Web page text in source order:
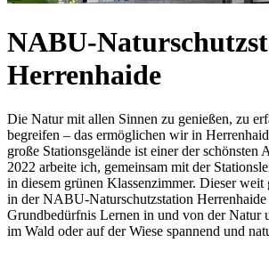
NABU-
Herrenhaide
Die Natur mit allen Sinnen zu genießen, zu
begreifen – das ermöglichen wir in
große Stationsgelände ist einer der schönsten
2022 arbeite ich, gemeinsam mit der
in diesem grünen Klassenzimmer. Dieser weit
in der NABU-Naturschutzstation Herrenhaide
Grundbedürfnis Lernen in und von der Natur
im Wald oder auf der Wiese spannend und